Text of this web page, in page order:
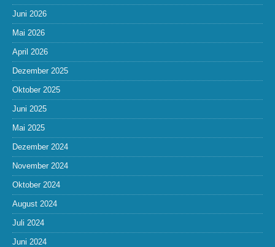
Juni 2026
Mai 2026
April 2026
Dezember 2025
Oktober 2025
Juni 2025
Mai 2025
Dezember 2024
November 2024
Oktober 2024
August 2024
Juli 2024
Juni 2024